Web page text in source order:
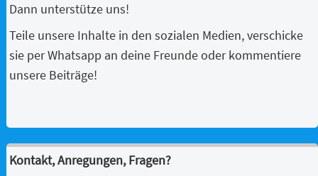
Dann unterstütze uns!
Teile unsere Inhalte in den sozialen Medien, verschicke
sie per Whatsapp an deine Freunde oder kommentiere
unsere Beiträge!
Kontakt, Anregungen, Fragen?